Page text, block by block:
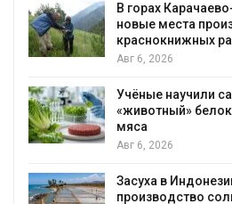
В горах
новые места
краснокнижных
Авг 6, 2026
Учёные научили
«животный»
мяса
Авг 6, 2026
Засуха в
производство